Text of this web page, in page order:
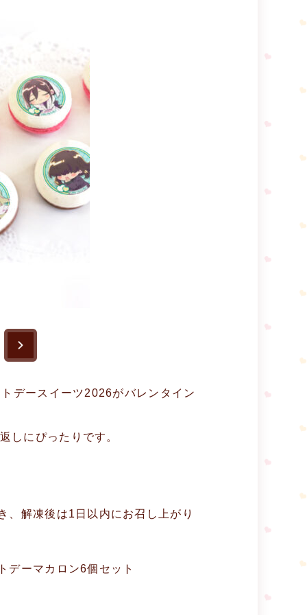
デースイーツ2026がバレンタイン
しにぴったりです。
解凍後は1日以内にお召し上がり
ーマカロン6個セット